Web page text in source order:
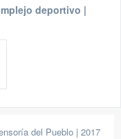
deportivo |
del Pueblo | 2017